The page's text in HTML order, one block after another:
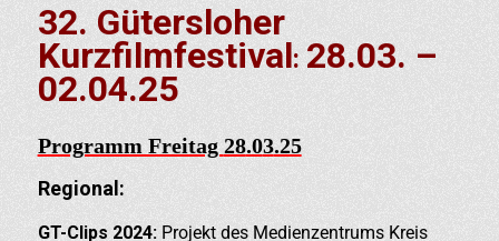
32. Gütersloher
Kurzfilmfestival: 28.03. –
02.04.25
Programm Freitag 28.03.25
Regional:
GT-Clips 2024:Projekt des Medienzentrums Kreis